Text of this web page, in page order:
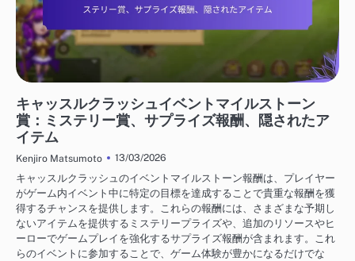
キャッスルクラッシュイベントマイルストーン
賞：ミステリー賞、サプライズ報酬、隠されたア
イテム
Kenjiro Matsumoto
13/03/2026
キャッスルクラッシュのイベントマイルストーン報酬は、プレイヤー
がゲーム内イベント中に特定の目標を達成することで貴重な報酬を獲
得するチャンスを提供します。これらの報酬には、さまざまな予期し
ないアイテムを提供するミステリープライズや、追加のリソースやヒ
ーローでゲームプレイを強化するサプライズ報酬が含まれます。これ
らのイベントに参加することで、ゲーム体験が豊かになるだけでな